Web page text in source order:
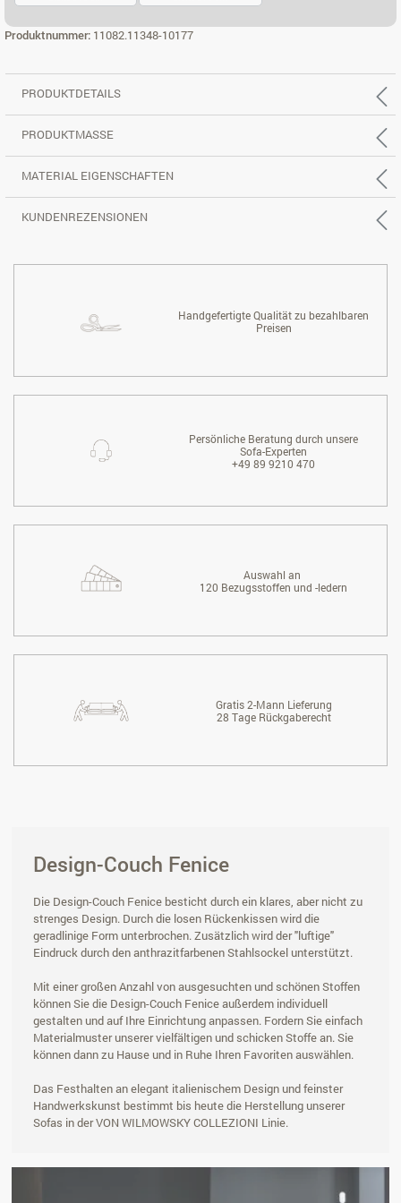
Produktnummer: 11082.11348-10177
PRODUKTDETAILS
PRODUKTMASSE
MATERIAL EIGENSCHAFTEN
KUNDENREZENSIONEN
Handgefertigte Qualität zu bezahlbaren
Preisen
Persönliche Beratung durch unsere
Sofa-Experten
+49 89 9210 470
Auswahl an
120 Bezugsstoffen und -ledern
Gratis 2-Mann Lieferung
28 Tage Rückgaberecht
Design-Couch Fenice
Die Design-Couch Fenice besticht durch ein klares, aber nicht zu
strenges Design. Durch die losen Rückenkissen wird die
geradlinige Form unterbrochen. Zusätzlich wird der "luftige"
Eindruck durch den anthrazitfarbenen Stahlsockel unterstützt.
Mit einer großen Anzahl von ausgesuchten und schönen Stoffen
können Sie die Design-Couch Fenice außerdem individuell
gestalten und auf Ihre Einrichtung anpassen. Fordern Sie einfach
Materialmuster unserer vielfältigen und schicken Stoffe an. Sie
können dann zu Hause und in Ruhe Ihren Favoriten auswählen.
Das Festhalten an elegant italienischem Design und feinster
Handwerkskunst bestimmt bis heute die Herstellung unserer
Sofas in der VON WILMOWSKY COLLEZIONI Linie.